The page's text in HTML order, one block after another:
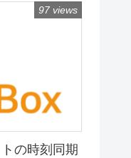
の時刻同期
97 views